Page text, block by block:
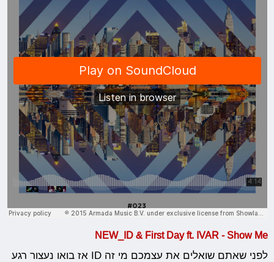
NEW_ID & First Day ft. IVAR - Show Me
לפני שאתם שואלים את עצמכם מי זה ID אז בואו נעצור רגע